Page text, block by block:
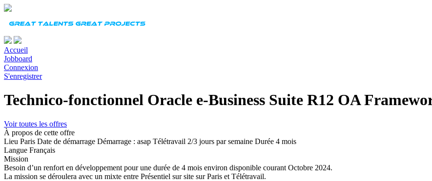
Accueil
Jobboard
Connexion
S'enregistrer
Technico-fonctionnel Oracle e-Business Suite R12 OA
Voir toutes les offres
À propos de cette offre
Lieu Paris Date de démarrage Démarrage : asap Télétravail 2/3 jours par semaine Durée 4 mois
Langue Français
Mission
Besoin d’un renfort en développement pour une durée de 4 mois environ disponible courant Octobre 2024.
La mission se déroulera avec un mixte entre Présentiel sur site sur Paris et Télétravail.